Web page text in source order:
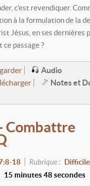
c'est revendiquer.
à la formulation de la
Jésus, en ses dernières
passage ?
Audio
Notes et
Combattre
18 Rubrique :
15 minutes 48 secondes